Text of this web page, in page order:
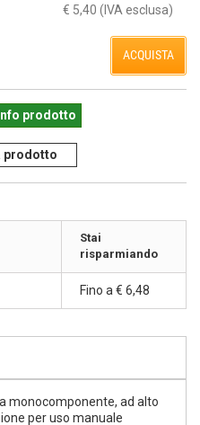
€ 5,40 (IVA esclusa)
ACQUISTA
prodotto
prodotto
Stai
risparmiando
Fino a € 6,48
monocomponente, ad alto
per uso manuale